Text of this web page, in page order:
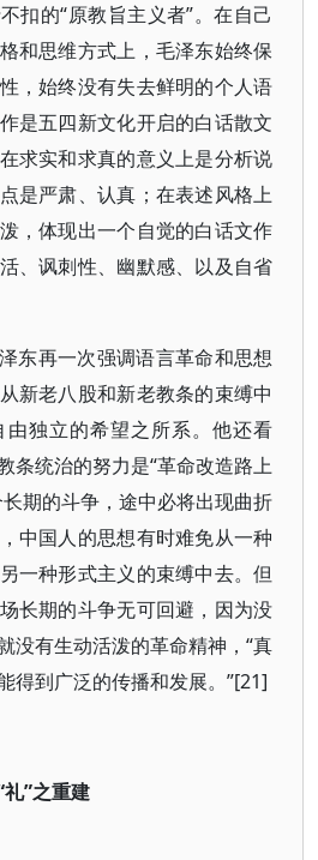
扣的“原教旨主义者”。在自己
和思维方式上，毛泽东始终保
，始终没有失去鲜明的个人语
是五四新文化开启的白话散文
求实和求真的意义上是分析说
是严肃、认真；在表述风格上
，体现出一个自觉的白话文作
、讽刺性、幽默感、以及自省
东再一次强调语言革命和思想
新老八股和新老教条的束缚中
独立的希望之所系。他还看
条统治的努力是“革命改造路上
期的斗争，途中必将出现曲折
中国人的思想有时难免从一种
一种形式主义的束缚中去。但
长期的斗争无可回避，因为没
没有生动活泼的革命精神，“真
得到广泛的传播和发展。”[21]
”之重建